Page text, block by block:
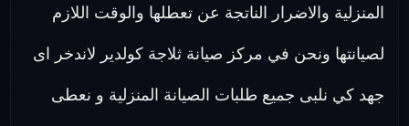
المنزلية والاضرار الناتجة عن تعطلها والوقت اللازم
لصيانتها ونحن في مركز صيانة ثلاجة كولدير لاندخر اى
جهد كي نلبى جميع طلبات الصيانة المنزلية و نعطى